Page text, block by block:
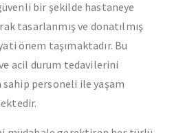
bir şekilde hastaneye
tasarlanmış ve donatılmış
önem taşımaktadır. Bu
acil durum tedavilerini
sahip personeli ile yaşam